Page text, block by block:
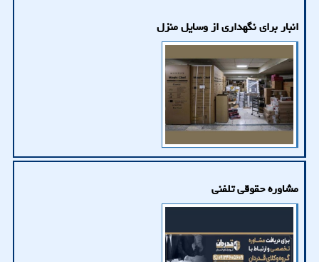
انبار برای نگهداری از وسایل منزل
مشاوره حقوقی تلفنی